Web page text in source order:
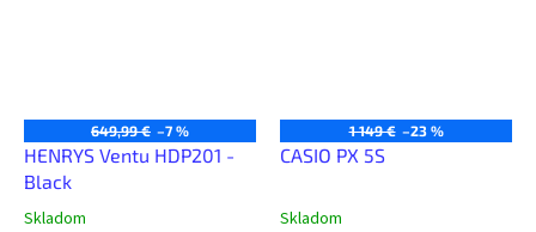
649,99 € –7 %
HENRYS Ventu HDP201 -
Black
Skladom
1 149 € –23 %
CASIO PX 5S
Skladom